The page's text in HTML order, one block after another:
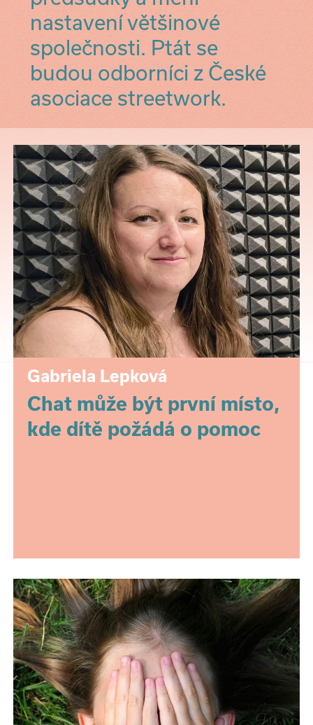
nastavení většinové
společnosti. Ptát se
budou odborníci z České
asociace streetwork.
Gabriela Lepková
Chat může být první místo,
kde dítě požádá o pomoc